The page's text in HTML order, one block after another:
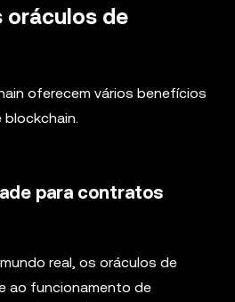
oráculos de
oferecem vários benefícios
para contratos
real, os oráculos de
ao funcionamento de